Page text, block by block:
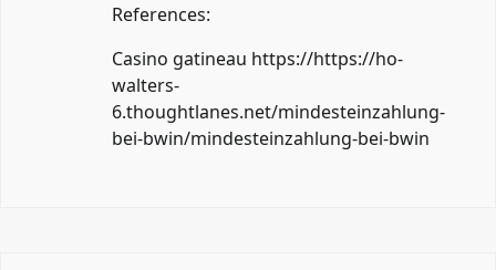
References:
Casino gatineau https://https://ho-
walters-
6.thoughtlanes.net/mindesteinzahlung-
bei-bwin/mindesteinzahlung-bei-bwin